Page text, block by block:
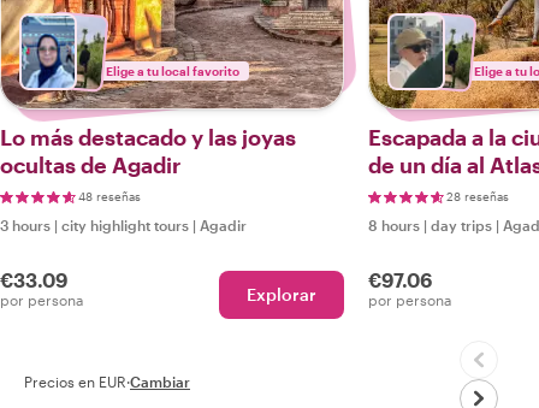
Elige a tu local favorito
Lo más destacado y las joyas
ocultas de Agadir
48 reseñas
3 hours | city highlight tours | Agadir
€33.09
por persona Explorar
Elige a tu
Escapada a la
de un día al
28 reseñas
8 hours | day trips |
€97.06
por persona
Precios en EUR·Cambiar